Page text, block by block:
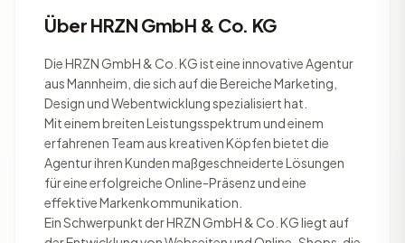
Über HRZN GmbH & Co. KG
Die HRZN GmbH & Co. KG ist eine innovative Agentur
aus Mannheim, die sich auf die Bereiche Marketing,
Design und Webentwicklung spezialisiert hat.
Mit einem breiten Leistungsspektrum und einem
erfahrenen Team aus kreativen Köpfen bietet die
Agentur ihren Kunden maßgeschneiderte Lösungen
für eine erfolgreiche Online-Präsenz und eine
effektive Markenkommunikation.
Ein Schwerpunkt der HRZN GmbH & Co. KG liegt auf